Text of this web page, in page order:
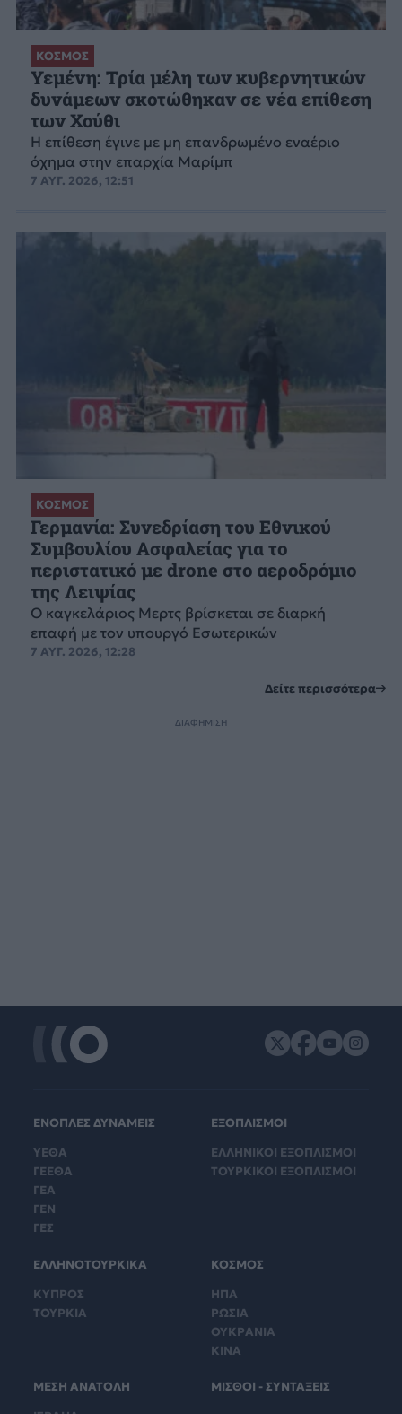
ΚΟΣΜΟΣ
Υεμένη: Τρία μέλη των κυβερνητικών
δυνάμεων σκοτώθηκαν σε νέα επίθεση
των Χούθι
Η επίθεση έγινε με μη επανδρωμένο εναέριο
όχημα στην επαρχία Μαρίμπ
7 ΑΥΓ. 2026, 12:51
ΚΟΣΜΟΣ
Γερμανία: Συνεδρίαση του Εθνικού
Συμβουλίου Ασφαλείας για το
περιστατικό με drone στο αεροδρόμιο
της Λειψίας
Ο καγκελάριος Μερτς βρίσκεται σε διαρκή
επαφή με τον υπουργό Εσωτερικών
7 ΑΥΓ. 2026, 12:28
Δείτε περισσότερα
ΔΙΑΦΗΜΙΣΗ
ΕΝΟΠΛΕΣ ΔΥΝΑΜΕΙΣ
ΥΕΘΑ
ΓΕΕΘΑ
ΓΕΑ
ΓΕΝ
ΓΕΣ
ΕΞΟΠΛΙΣΜΟΙ
ΕΛΛΗΝΙΚΟΙ ΕΞΟΠΛΙΣΜΟΙ
ΤΟΥΡΚΙΚΟΙ ΕΞΟΠΛΙΣΜΟΙ
ΕΛΛΗΝΟΤΟΥΡΚΙΚΑ
ΚΥΠΡΟΣ
ΤΟΥΡΚΙΑ
ΚΟΣΜΟΣ
ΗΠΑ
ΡΩΣΙΑ
ΟΥΚΡΑΝΙΑ
ΚΙΝΑ
ΜΕΣΗ ΑΝΑΤΟΛΗ
ΜΙΣΘΟΙ - ΣΥΝΤΑΞΕΙΣ